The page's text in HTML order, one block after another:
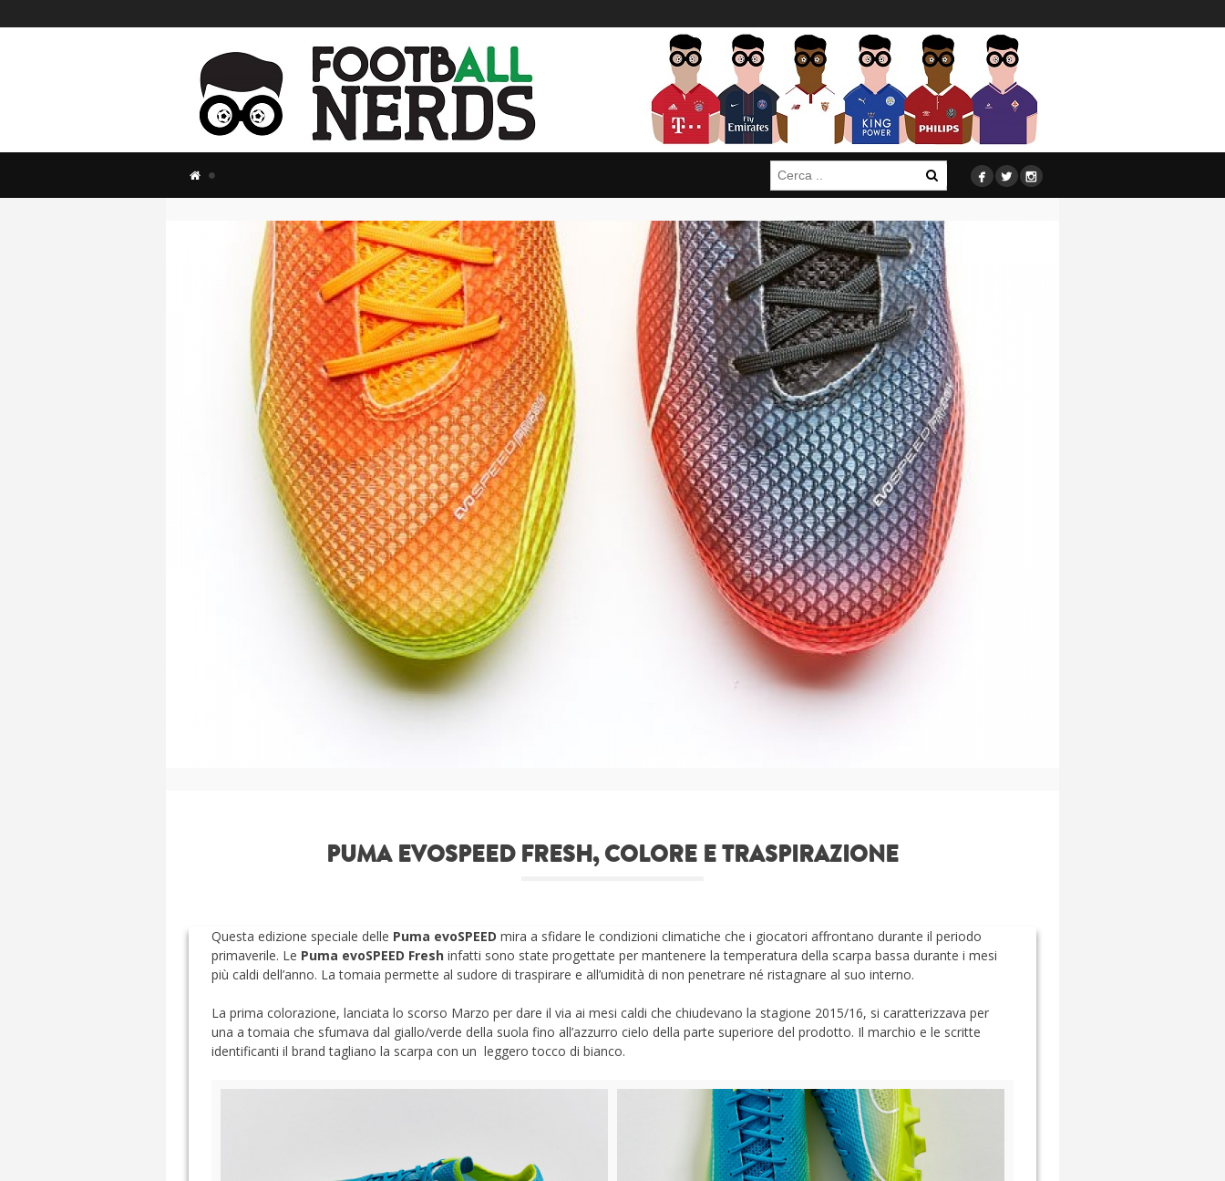
Cerca:   
PUMA EVOSPEED FRESH, COLORE E TRASPIRAZIONE
Questa edizione speciale delle Puma evoSPEED mira a sfidare le condizioni climatiche che i giocatori affrontano durante il periodo
primaverile. Le Puma evoSPEED Fresh infatti sono state progettate per mantenere la temperatura della scarpa bassa durante i mesi
più caldi dell’anno. La tomaia permette al sudore di traspirare e all’umidità di non penetrare né ristagnare al suo interno.
La prima colorazione, lanciata lo scorso Marzo per dare il via ai mesi caldi che chiudevano la stagione 2015/16, si caratterizzava per
una a tomaia che sfumava dal giallo/verde della suola fino all’azzurro cielo della parte superiore del prodotto. Il marchio e le scritte
identificanti il brand tagliano la scarpa con un leggero tocco di bianco.